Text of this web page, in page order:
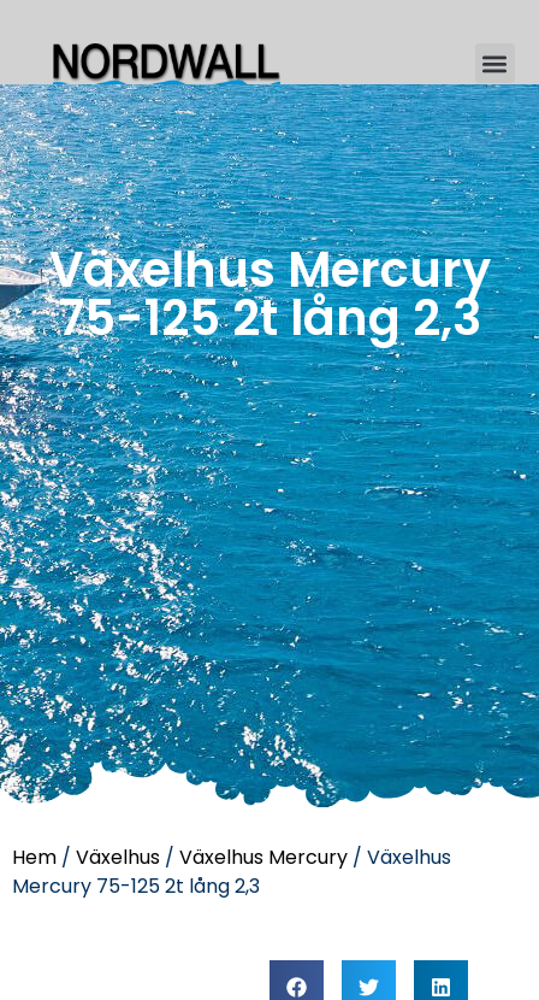
Växelhus Mercury
75-125 2t lång 2,3
Hem / Växelhus / Växelhus Mercury / Växelhus
Mercury 75-125 2t lång 2,3